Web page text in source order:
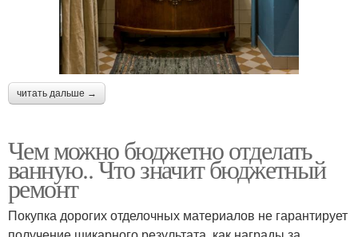
читать дальше →
Чем можно бюджетно отделать
ванную.. Что значит бюджетный
ремонт
Покупка дорогих отделочных материалов не гарантирует